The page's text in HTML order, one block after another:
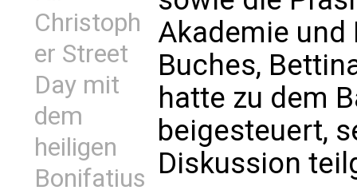
Christoph
er Street
Day mit
dem
heiligen
Bonifatius
Akademie und
Buches,
hatte zu dem
beigesteuert,
Diskussion